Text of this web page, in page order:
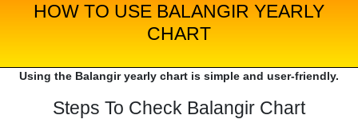
HOW TO USE BALANGIR YEARLY
CHART
Using the Balangir yearly chart is simple and user-friendly.
Steps To Check Balangir Chart